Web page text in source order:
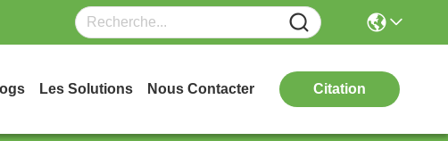
Les Solutions Nous Contacter Citation